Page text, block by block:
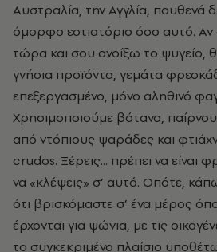
Αυστραλία, την Αγγλία, πουθενά
όμορφο εστιατόριο όσο αυτό. Αν
τώρα και σου ανοίξω το ψυγείο,
γνήσια προϊόντα, γεμάτα
επεξεργασμένο, μόνο αληθινό
Χρησιμοποιούμε βότανα,
από ντόπιους ψαράδες και
crudos. Ξέρεις... πρέπει να είναι
να «κλέψεις» σ’ αυτό. Οπότε,
ότι βρισκόμαστε σ’ ένα μέρος
έρχονται για ψώνια, με τις
το συγκεκριμένο πλαίσιο